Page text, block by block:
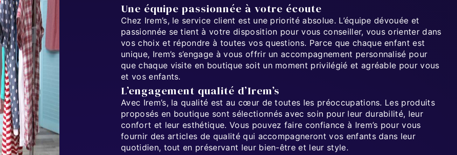
Une équipe passionnée à votre écoute
Chez Irem’s, le service client est une priorité absolue. L’équipe dévouée et
passionnée se tient à votre disposition pour vous conseiller, vous orienter dans
vos choix et répondre à toutes vos questions. Parce que chaque enfant est
unique, Irem’s s’engage à vous offrir un accompagnement personnalisé pour
que chaque visite en boutique soit un moment privilégié et agréable pour vous
et vos enfants.
L’engagement qualité d’Irem’s
Avec Irem’s, la qualité est au cœur de toutes les préoccupations. Les produits
proposés en boutique sont sélectionnés avec soin pour leur durabilité, leur
confort et leur esthétique. Vous pouvez faire confiance à Irem’s pour vous
fournir des articles de qualité qui accompagneront vos enfants dans leur
quotidien, tout en préservant leur bien-être et leur style.